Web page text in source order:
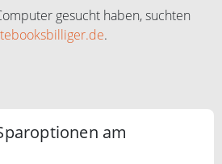
gesucht haben, suchten
.
am